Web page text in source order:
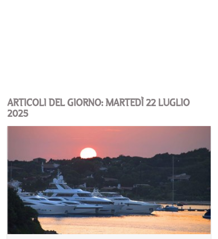
ARTICOLI DEL GIORNO: MARTEDÌ 22 LUGLIO
2025